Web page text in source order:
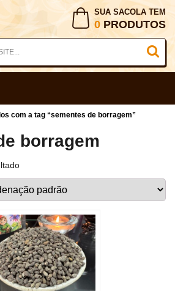
SUA SACOLA TEM
0 PRODUTOS
com a tag “sementes de borragem”
borragem